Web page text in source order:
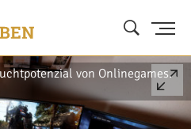
von Onlinegames.